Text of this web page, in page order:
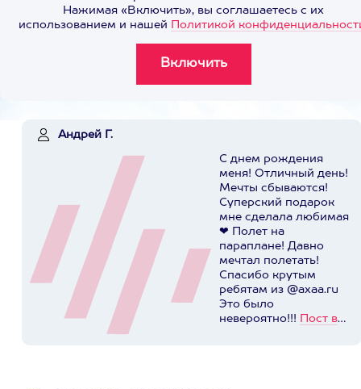
Нажимая «Включить», вы соглашаетесь с их
использованием и нашей Политикой
Андрей Г.
С днем рождения
меня! Отличный день!
Мечты сбываются!
Суперский подарок
мне сделала любимая
❤ Полет на
параплане! Давно
мечтал полетать!
Спасибо крутым
ребятам из @axaa.ru
Это было
невероятно!!! Пост в